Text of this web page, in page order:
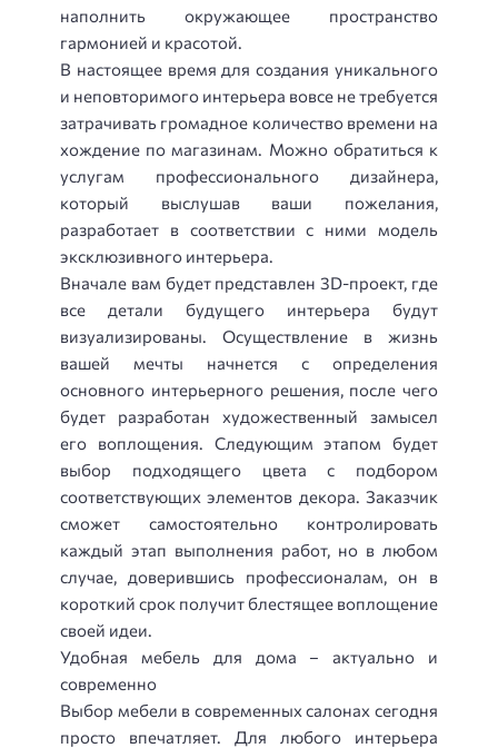
наполнить окружающее пространство
гармонией и красотой.
В настоящее время для создания уникального
и неповторимого интерьера вовсе не требуется
затрачивать громадное количество времени на
хождение по магазинам. Можно обратиться к
услугам профессионального дизайнера,
который выслушав ваши пожелания,
разработает в соответствии с ними модель
эксклюзивного интерьера.
Вначале вам будет представлен 3D-проект, где
все детали будущего интерьера будут
визуализированы. Осуществление в жизнь
вашей мечты начнется с определения
основного интерьерного решения, после чего
будет разработан художественный замысел
его воплощения. Следующим этапом будет
выбор подходящего цвета с подбором
соответствующих элементов декора. Заказчик
сможет самостоятельно контролировать
каждый этап выполнения работ, но в любом
случае, доверившись профессионалам, он в
короткий срок получит блестящее воплощение
своей идеи.
Удобная мебель для дома – актуально и
современно
Выбор мебели в современных салонах сегодня
просто впечатляет. Для любого интерьера